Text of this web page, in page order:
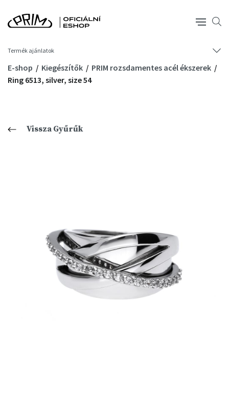
Termék ajánlatok
E-shop Kiegészítők
PRIM rozsdamentes acél ékszerek
Ring 6513, silver, size 54
Vissza Gyűrűk